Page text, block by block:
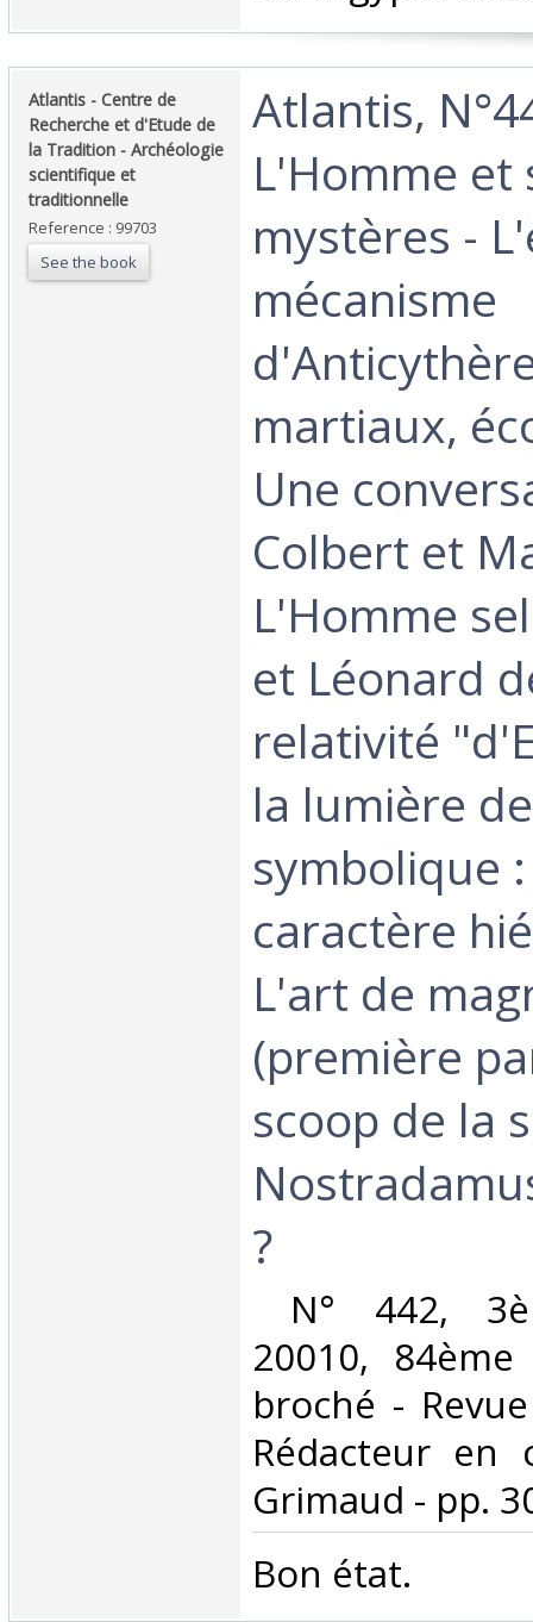
‎Atlantis - Centre de
Recherche et d'Etude de
la Tradition - Archéologie
scientifique et
traditionnelle‎
Reference : 99703
See the book
‎Atlantis,
L'Homme et
mystères -
mécanisme
martiaux,
Une
Colbert et
L'Homme
et Léonard
relativité
la lumière
symbolique
caractère
L'art de
(première
scoop de la
?‎
N° 442,
20010,
broché -
Rédacteur en
Grimaud - pp.
‎Bon état. ‎